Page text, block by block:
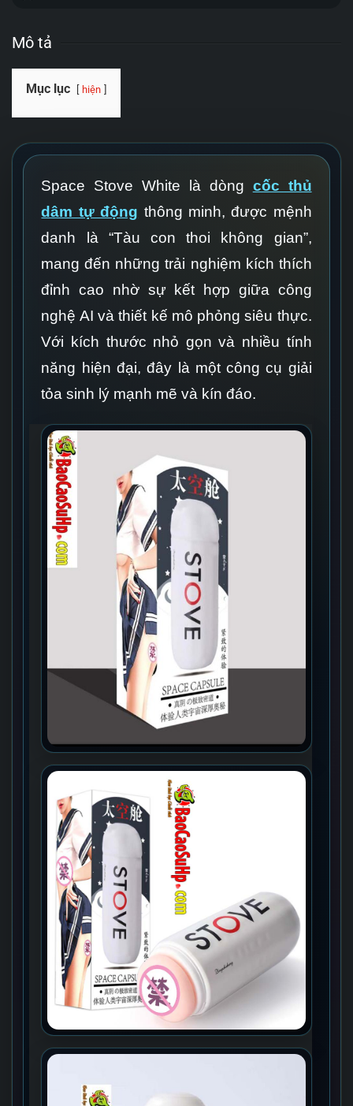
Mô tả
Mục lục hiện
Space Stove White là dòng cốc thủ
dâm tự động thông minh, được mệnh
danh là “Tàu con thoi không gian”,
mang đến những trải nghiệm kích thích
đỉnh cao nhờ sự kết hợp giữa công
nghệ AI và thiết kế mô phỏng siêu thực.
Với kích thước nhỏ gọn và nhiều tính
năng hiện đại, đây là một công cụ giải
tỏa sinh lý mạnh mẽ và kín đáo.